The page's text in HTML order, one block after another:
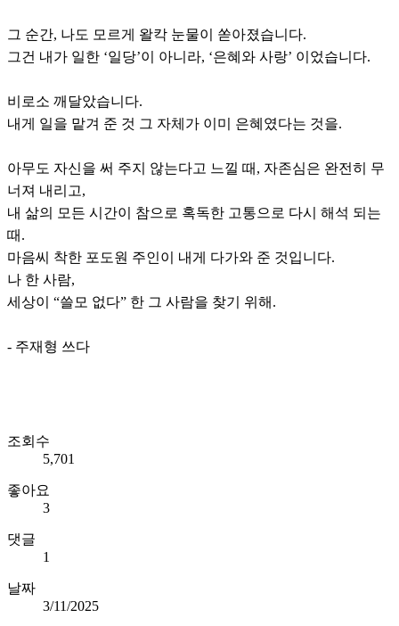
그 순간, 나도 모르게 왈칵 눈물이 쏟아졌습니다.
그건 내가 일한 ‘일당’이 아니라, ‘은혜와 사랑’ 이었습니다.
비로소 깨달았습니다.
내게 일을 맡겨 준 것 그 자체가 이미 은혜였다는 것을.
아무도 자신을 써 주지 않는다고 느낄 때, 자존심은 완전히 무
너져 내리고,
내 삶의 모든 시간이 참으로 혹독한 고통으로 다시 해석 되는
때.
마음씨 착한 포도원 주인이 내게 다가와 준 것입니다.
나 한 사람,
세상이 “쓸모 없다” 한 그 사람을 찾기 위해.
- 주재형 쓰다
조회수
5,701
좋아요
3
댓글
1
날짜
3/11/2025